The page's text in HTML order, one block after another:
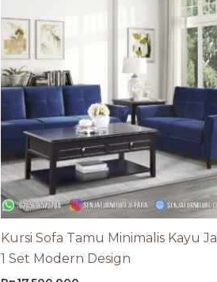
Kursi Sofa Tamu Minimalis Kayu
1 Set Modern Design